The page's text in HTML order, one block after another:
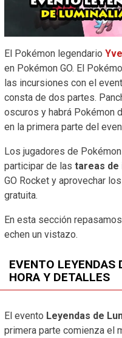
El Pokémon legendario
en Pokémon GO. El
las incursiones con el
consta de dos partes.
oscuros y habrá Pokémon
en la primera parte del
Los jugadores de
participar de las tareas de
GO Rocket y aprovechar
gratuita.
En esta sección
echen un vistazo.
EVENTO LEYENDAS
HORA Y DETALLES
El evento Leyendas de
primera parte comienza el